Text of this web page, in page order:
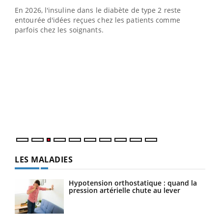
En 2026, l'insuline dans le diabète de type 2 reste
entourée d'idées reçues chez les patients comme
parfois chez les soignants.
LES MALADIES
Hypotension orthostatique : quand la
pression artérielle chute au lever